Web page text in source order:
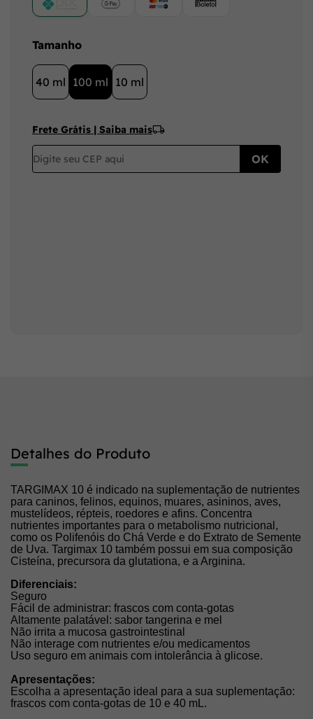
Google Pay (Crédito/Débito)
Cartão Boleto
Frete Grátis | Saiba mais
Tamanho
40 ml 100 ml 10 ml
Detalhes do Produto
TARGIMAX 10 é indicado na suplementação de nutrientes
para caninos, felinos, equinos, muares, asininos, aves,
mustelídeos, répteis, roedores e afins. Concentra
nutrientes importantes para o metabolismo nutricional,
como os Polifenóis do Chá Verde e do Extrato de Semente
de Uva. Targimax 10 também possui em sua composição
Cisteína, precursora da glutationa, e a Arginina.
Diferenciais:
Seguro
Fácil de administrar: frascos com conta-gotas
Altamente palatável: sabor tangerina e mel
Não irrita a mucosa gastrointestinal
Não interage com nutrientes e/ou medicamentos
Uso seguro em animais com intolerância à glicose.
Apresentações:
Escolha a apresentação ideal para a sua suplementação:
frascos com conta-gotas de 10 e 40 mL.